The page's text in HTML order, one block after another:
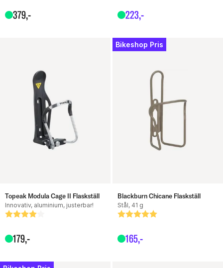
379,- 223,-
Topeak Modula Cage II Flaskställ
Innovativ, aluminium, justerbar!
Betyg:
4.0 utav 5 stjärnor
179,-
Bikeshop Pris
Blackburn Chicane Flaskställ
Stål, 41 g
Betyg:
5.0 utav 5 stjärnor
165,-